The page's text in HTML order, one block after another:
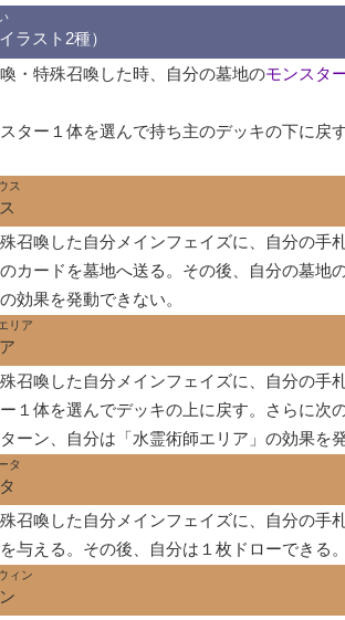
ラスト2種）
・特殊召喚した時、自分の墓地のモンスタ
ター１体を選んで持ち主のデッキの下に戻
ス
召喚した自分メインフェイズに、自分の手
カードを墓地へ送る。その後、自分の墓
効果を発動できない。
リア
召喚した自分メインフェイズに、自分の手
１体を選んでデッキの上に戻す。さらに
ーン、自分は「水霊術師エリア」の効果を
タ
召喚した自分メインフェイズに、自分の手
与える。その後、自分は１枚ドローでき
ィン